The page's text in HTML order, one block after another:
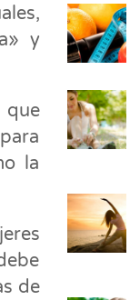
y
que
la
de